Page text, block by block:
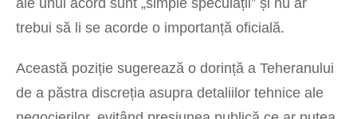
ale unui acord sunt „simple speculații” și nu ar
trebui să li se acorde o importanță oficială.
Această poziție sugerează o dorință a Teheranului
de a păstra discreția asupra detaliilor tehnice ale